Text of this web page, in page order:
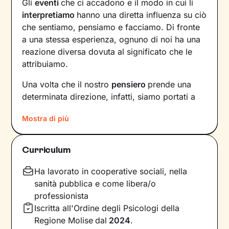
Glieventiche ci accadono e il modo in cui li
interpretiamo hanno una diretta influenza su ciò
che sentiamo, pensiamo e facciamo. Di fronte
a una stessa esperienza, ognuno di noi ha una
reazione diversa dovuta al significato che le
attribuiamo.
Una volta che il nostro pensiero prende una
determinata direzione, infatti, siamo portati a
modi che possono ostacolare il nostro
benessere.
Per interrompere questo circolo vizioso e
innescare un cambiamento positivo, è
necessario individuare pensieri e
comportamenti che causano emozioni
spiacevoli e andare a lavorare su di essi.
Il primo obiettivo dei nostri incontri sarà quello
Mostra di più
Curriculum
Ha lavorato in cooperative sociali, nella
sanità pubblica e come libera/o
professionista
Iscritta all'Ordine degli Psicologi della
Regione Molise dal 2024.